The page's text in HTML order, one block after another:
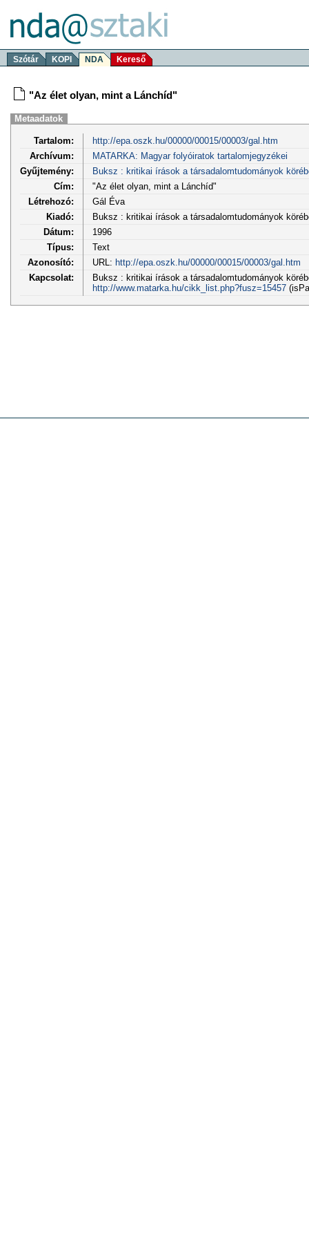
Szótár KOPI NDA Kereső
"Az élet olyan, mint a Lánchíd"
Metaadatok
Tartalom:
http://epa.oszk.hu/00000/00015/00003/gal.htm
Archívum:
MATARKA: Magyar folyóiratok tartalomjegyzékei
Gyűjtemény:
Buksz : kritikai írások a társadalomtudományok
Cím:
"Az élet olyan, mint a Lánchíd"
Létrehozó:
Gál Éva
Kiadó:
Buksz : kritikai írások a társadalomtudományok
Dátum:
1996
Típus:
Text
Azonosító:
URL: http://epa.oszk.hu/00000/00015/00003/gal.htm
Kapcsolat:
Buksz : kritikai írások a társadalomtudományok
http://www.matarka.hu/cikk_list.php?fusz=15457